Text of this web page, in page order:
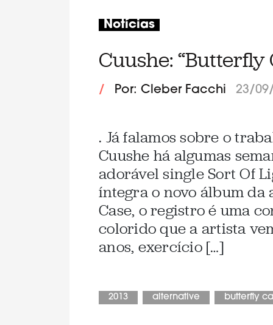
Notícias
Cuushe: “Butterfly
/ Por: Cleber Facchi 23/
. Já falamos sobre o
Cuushe há algumas
adorável single Sort Of
íntegra o novo álbum
Case, o registro é uma
colorido que a artista
anos, exercício […]
2013 alternative butterfly